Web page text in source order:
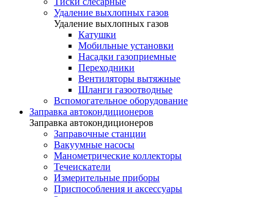
Удаление выхлопных газов
Удаление выхлопных газов
Катушки
Мобильные установки
Насадки газоприемные
Переходники
Вентиляторы вытяжные
Шланги газоотводные
Вспомогательное оборудование
Заправка автокондиционеров
Заправка автокондиционеров
Заправочные станции
Вакуумные насосы
Манометрические коллекторы
Течеискатели
Измерительные приборы
Приспособления и аксессуары